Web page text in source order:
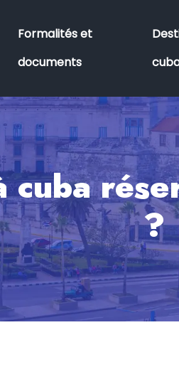
Formalités et
documents
?